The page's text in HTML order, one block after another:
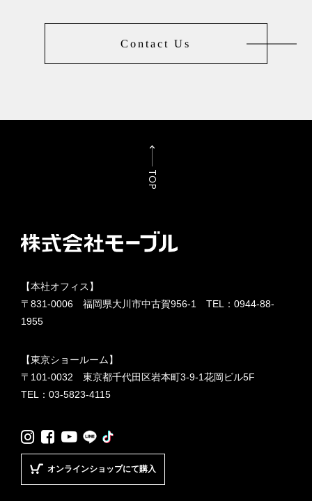
Contact Us
【本社オフィス】
〒831-0006 福岡県大川市中古賀956-1 TEL： 0944-88-
1955
【東京ショールーム】
〒101-0032 東京都千代田区岩本町3-9-1花岡ビル5F
TEL： 03-5823-4115
Instagram
Facebook
YouTube
LINE
オンラインショップにて購入
TOP